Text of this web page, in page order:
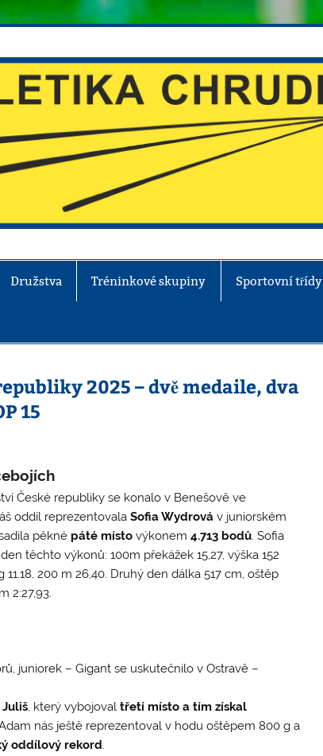
Družstva Tréninkové skupiny Sportovní třídy
2025 – dvě medaile, dva
15
České republiky se konalo v Benešově ve
oddíl reprezentovala Sofia Wydrováv juniorském
pěkné páté místovýkonem 4.713 bodů. Sofia
těchto výkonů: 100m překážek 15,27, výška 152
11.18, 200 m 26,40. Druhý den dálka 517 cm, oštěp
2:27,93.
juniorek – Gigant se uskutečnilo v Ostravě –
, který vybojovaltřetí místo a tím získal
nás ještě reprezentoval v hodu oštěpem 800 g a
oddílový rekord.